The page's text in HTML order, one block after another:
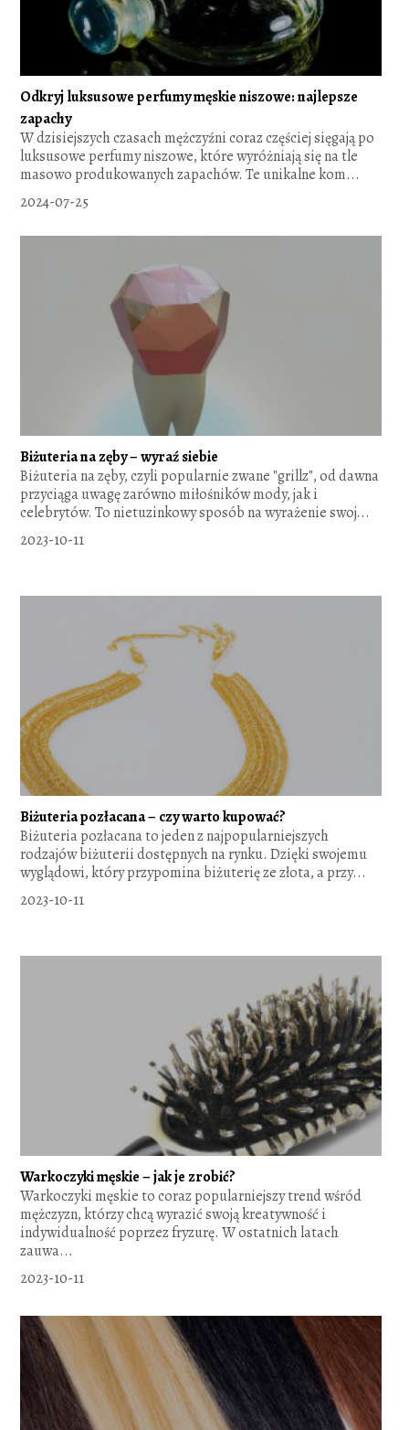
Odkryj luksusowe perfumy męskie niszowe: najlepsze
zapachy
W dzisiejszych czasach mężczyźni coraz częściej sięgają po
luksusowe perfumy niszowe, które wyróżniają się na tle
masowo produkowanych zapachów. Te unikalne kom...
2024-07-25
Biżuteria na zęby – wyraź siebie
Biżuteria na zęby, czyli popularnie zwane "grillz", od dawna
przyciąga uwagę zarówno miłośników mody, jak i
celebrytów. To nietuzinkowy sposób na wyrażenie swoj...
2023-10-11
Biżuteria pozłacana – czy warto kupować?
Biżuteria pozłacana to jeden z najpopularniejszych
rodzajów biżuterii dostępnych na rynku. Dzięki swojemu
wyglądowi, który przypomina biżuterię ze złota, a przy...
2023-10-11
Warkoczyki męskie – jak je zrobić?
Warkoczyki męskie to coraz popularniejszy trend wśród
mężczyzn, którzy chcą wyrazić swoją kreatywność i
indywidualność poprzez fryzurę. W ostatnich latach
zauwa...
2023-10-11